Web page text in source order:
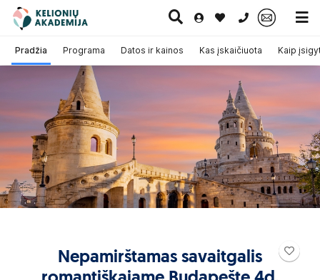
0 700 11007
minutė
Pažintinės
kelionės
Egzotinės
kelionės
Kruizai
Nepamirštamas savaitgalis
Pradžia Programa Datos ir kainos Kas įskaičiuota Kaip